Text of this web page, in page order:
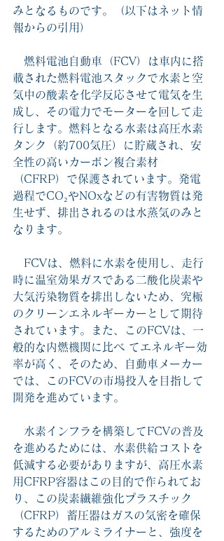
みとなるものです。（以下はネット情
報からの引用）
燃料電池自動車（FCV）
は車内に搭
載された燃料電池スタックで水素と空
気中の酸素を化学反応させて電気を生
成し、その電力でモーターを回して走
行します。燃料となる水素は高圧水素
タンク（約700気圧）に貯蔵され、安
全性の高いカーボン複合素材
（CFRP）で保護されています。発電
過程でCO₂やNOxなどの有害物質は発
生せず、排出されるのは水蒸気のみと
なります。
FCVは、燃料に水素を使用し、走行
時に温室効果ガスである二酸化炭素や
大気汚染物質を排出しないため、究極
のクリーンエネルギーカーとして期待
されています。また、このFCVは、一
般的な内燃機関に比べ てエネルギー効
率が高く、そのため、自動車メーカー
では、このFCVの市場投入を目指して
開発を進めています。
水素インフラを構築してFCVの普及
を進めるためには、水素供給コストを
低減する必要がありますが、高圧水素
用CFRP容器はこの目的で作られてお
り、この炭素繊維強化プラスチック
（CFRP）蓄圧器はガスの気密を確保
するためのアルミライナーと、強度を